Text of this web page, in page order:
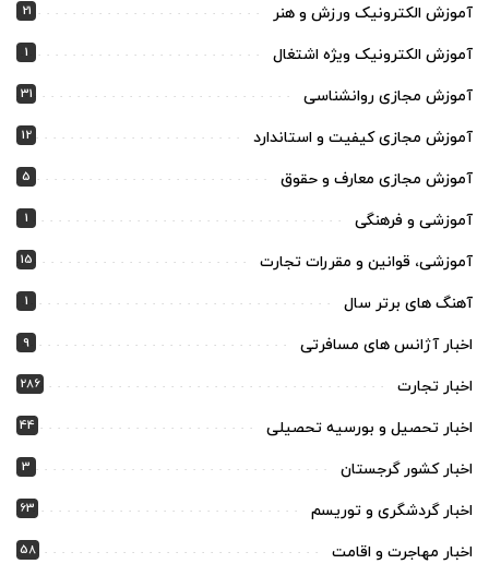
آموزش الکترونیک ورزش و هنر 21
آموزش الکترونیک ویژه اشتغال 1
آموزش مجازی روانشناسی 31
آموزش مجازی کیفیت و استاندارد 12
آموزش مجازی معارف و حقوق 5
آموزشی و فرهنگی 1
آموزشی، قوانین و مقررات تجارت 15
آهنگ های برتر سال 1
اخبار آژانس های مسافرتی 9
اخبار تجارت 286
اخبار تحصیل و بورسیه تحصیلی 44
اخبار کشور گرجستان 3
اخبار گردشگری و توریسم 63
اخبار مهاجرت و اقامت 58